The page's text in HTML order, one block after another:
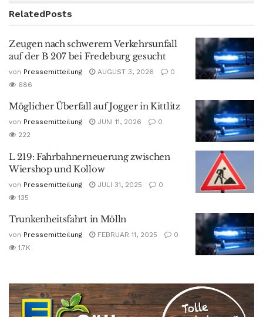
RelatedPosts
Zeugen nach schwerem Verkehrsunfall
auf der B 207 bei Fredeburg gesucht
von Pressemitteilung AUGUST 3, 2026
0
686
Möglicher Überfall auf Jogger in Kittlitz
von Pressemitteilung JUNI 11, 2026
0
222
L 219: Fahrbahnerneuerung zwischen
Wiershop und Kollow
von Pressemitteilung JULI 31, 2025
0
135
Trunkenheitsfahrt in Mölln
von Pressemitteilung FEBRUAR 11, 2025
0
1.7K